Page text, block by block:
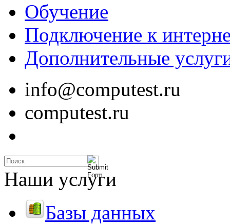
Обучение
Подключение к
Дополнительные
info@computest.ru
computest.ru
Наши услуги
Базы данных